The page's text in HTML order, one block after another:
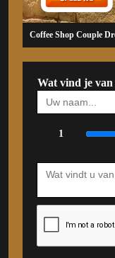
Coffee Shop Couple
Wat vind je van
1